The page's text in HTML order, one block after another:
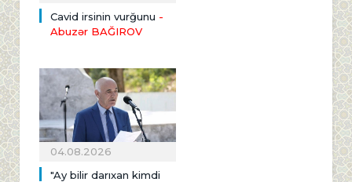
Cavid irsinin vurğunu -
Abuzər BAĞIROV
04.08.2026
"Ay bilir darıxan kimdi